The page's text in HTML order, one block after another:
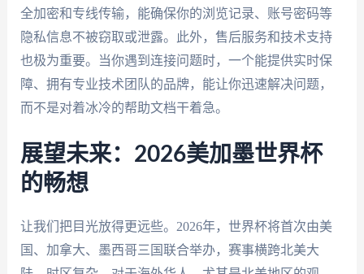
全加密和专线传输，能确保你的浏览记录、账号密码等
隐私信息不被窃取或泄露。此外，售后服务和技术支持
也极为重要。当你遇到连接问题时，一个能提供实时保
障、拥有专业技术团队的品牌，能让你迅速解决问题，
而不是对着冰冷的帮助文档干着急。
展望未来：2026美加墨世界杯
的畅想
让我们把目光放得更远些。2026年，世界杯将首次由美
国、加拿大、墨西哥三国联合举办，赛事横跨北美大